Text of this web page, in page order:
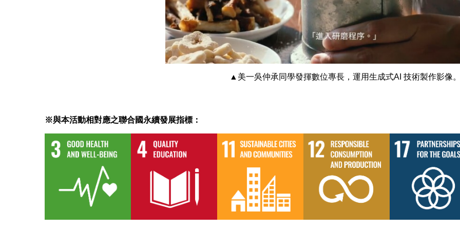
▲美一吳仲承同學發揮數位專長，運用生成式AI 技術製作影像
※與本活動相對應之聯合國永續發展指標：